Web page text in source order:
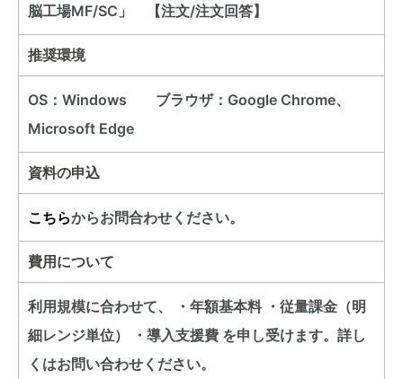
脳工場MF/SC」 【注文/注文回答】
推奨環境
OS：Windows ブラウザ：Google Chrome、
Microsoft Edge
資料の申込
こちらからお問合わせください。
費用について
利用規模に合わせて、 ・年額基本料 ・従量課金（明
細レンジ単位） ・導入支援費 を申し受けます。詳し
くはお問い合わせください。